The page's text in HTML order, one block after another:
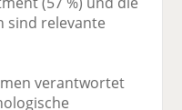
sind relevante
verantwortet